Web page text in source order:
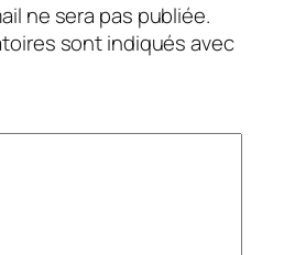
ne sera pas publiée.
sont indiqués avec